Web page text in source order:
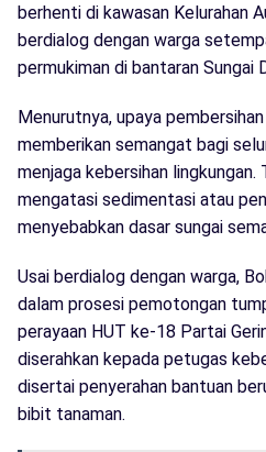
berhenti di kawasan Kelurahan
berdialog dengan warga
permukiman di bantaran Sungai
Menurutnya, upaya
memberikan semangat bagi
menjaga kebersihan lingkungan.
mengatasi sedimentasi atau
menyebabkan dasar sungai
Usai berdialog dengan warga,
dalam prosesi pemotongan
perayaan HUT ke-18 Partai
diserahkan kepada petugas
disertai penyerahan bantuan
bibit tanaman.